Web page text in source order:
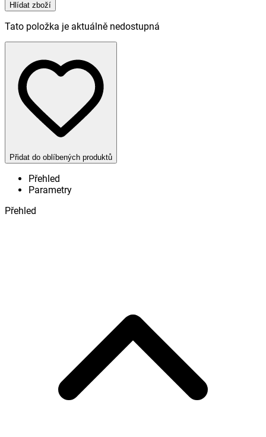
Hlídat zboží
Tato položka je aktuálně nedostupná
Přidat do oblíbených produktů
Přehled
Parametry
Přehled